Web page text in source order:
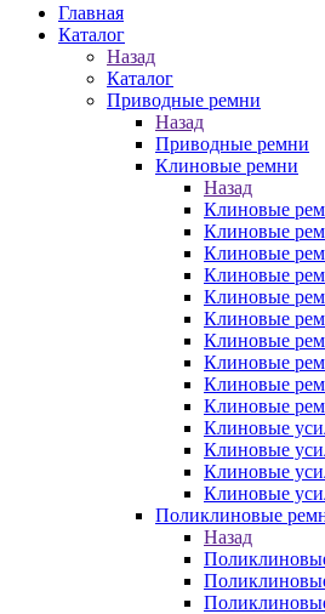
Главная
Каталог
Назад
Каталог
Приводные ремни
Назад
Приводные ремни
Клиновые ремни
Назад
Клиновые
Клиновые
Клиновые
Клиновые
Клиновые
Клиновые
Клиновые
Клиновые
Клиновые
Клиновые
Клиновые
Клиновые
Клиновые
Клиновые
Поликлиновые
Назад